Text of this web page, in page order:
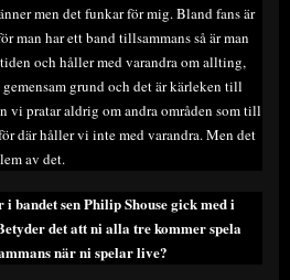
men det funkar för mig. Bland fans är
man har ett band tillsammans så är man
och håller med varandra om allting,
grund och det är kärleken till
vi pratar aldrig om andra områden som till
där håller vi inte med varandra. Men det
av det.
bandet sen Philip Shouse gick med i
det att ni alla tre kommer spela
när ni spelar live?